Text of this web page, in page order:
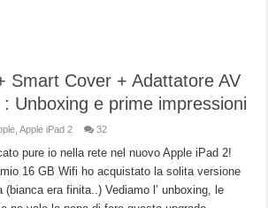
Smart Cover + Adattatore AV
Unboxing e prime impressioni
,Apple iPad 2 32
pure io nella rete nel nuovo Apple iPad 2!
16 GB Wifi ho acquistato la solita versione
(bianca era finita..) Vediamo l’ unboxing, le